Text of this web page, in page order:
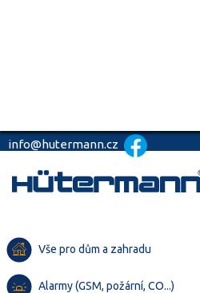
info@hutermann.cz
Vše pro dům a zahradu
Alarmy (GSM, požární, CO...)